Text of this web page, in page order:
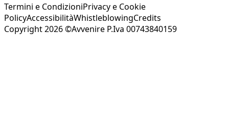
Termini e CondizioniPrivacy e Cookie
PolicyAccessibilitàWhistleblowingCredits
Copyright 2026 ©Avvenire P.Iva 00743840159